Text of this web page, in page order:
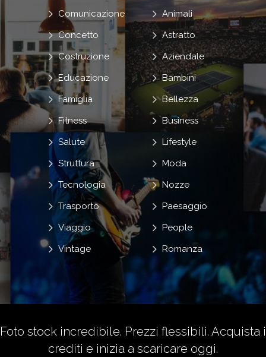
Animali
Astratto
Aziendale
Bambini
Bellezza
Business
Comunicazione
Concetto
Costruzione
Educazione
Famiglia
Fitness
Lifestyle
Moda
Nozze
Paesaggio
People
Romanza
Salute
Struttura
Tecnologia
Trasporto
Viaggio
Vintage
Foto stock incredibile. Prezzi flessibili. Acquista i
crediti e inizia a scaricare oggi.